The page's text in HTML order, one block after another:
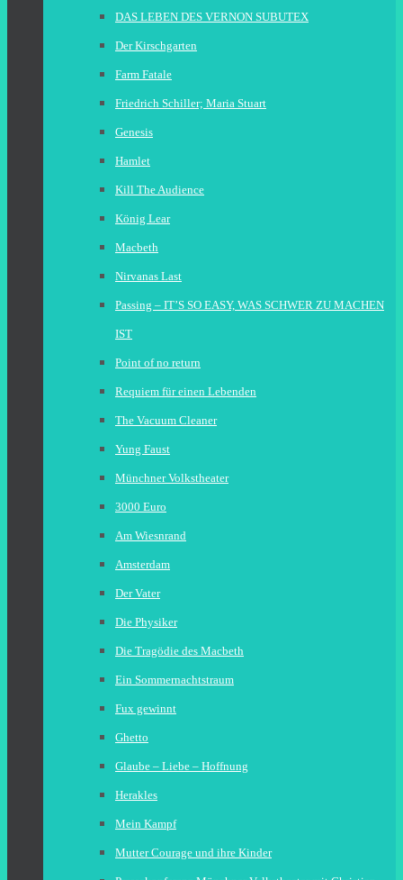
DAS LEBEN DES VERNON SUBUTEX
Der Kirschgarten
Farm Fatale
Friedrich Schiller; Maria Stuart
Genesis
Hamlet
Kill The Audience
König Lear
Macbeth
Nirvanas Last
Passing – IT’S SO EASY, WAS SCHWER ZU MACHEN
IST
Point of no return
Requiem für einen Lebenden
The Vacuum Cleaner
Yung Faust
Münchner Volkstheater
3000 Euro
Am Wiesnrand
Amsterdam
Der Vater
Die Physiker
Die Tragödie des Macbeth
Ein Sommernachtstraum
Fux gewinnt
Ghetto
Glaube – Liebe – Hoffnung
Herakles
Mein Kampf
Mutter Courage und ihre Kinder